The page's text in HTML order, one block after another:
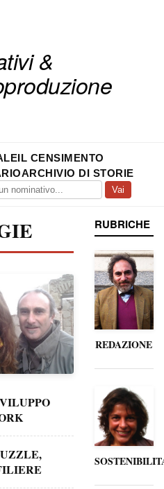
&
IL CENSIMENTO
ARCHIVIO DI STORIE
Vai
RUBRICHE
REDAZIONE